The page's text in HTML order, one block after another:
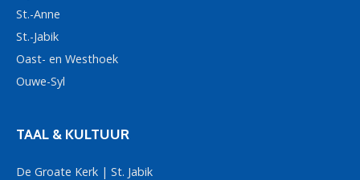
St.-Anne
St.-Jabik
Oast- en Westhoek
Ouwe-Syl
TAAL & KULTUUR
De Groate Kerk | St. Jabik